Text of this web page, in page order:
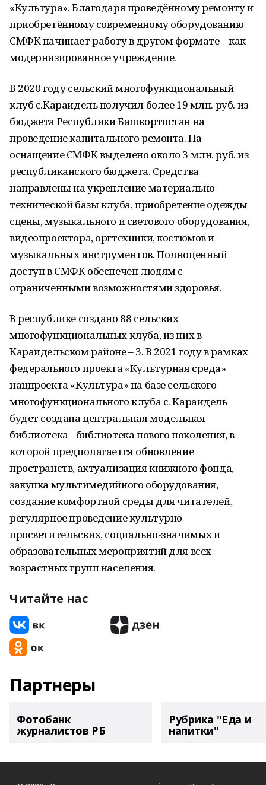
«Культура». Благодаря проведённому ремонту и
приобретённому современному оборудованию
СМФК начинает работу в другом формате – как
модернизированное учреждение.
В 2020 году сельский многофункциональный
клуб с.Караидель получил более 19 млн. руб. из
бюджета Республики Башкортостан на
проведение капитального ремонта. На
оснащение СМФК выделено около 3 млн. руб. из
республиканского бюджета. Средства
направлены на укрепление материально-
технической базы клуба, приобретение одежды
сцены, музыкального и светового оборудования,
видеопроектора, оргтехники, костюмов и
музыкальных инструментов. Полноценный
доступ в СМФК обеспечен людям с
ограниченными возможностями здоровья.
В республике создано 88 сельских
многофункциональных клуба, из них в
Караидельском районе – 3. В 2021 году в рамках
федерального проекта «Культурная среда»
нацпроекта «Культура» на базе сельского
многофункционального клуба с. Караидель
будет создана центральная модельная
библиотека - библиотека нового поколения, в
которой предполагается обновление
пространств, актуализация книжного фонда,
закупка мультимедийного оборудования,
создание комфортной среды для читателей,
регулярное проведение культурно-
просветительских, социально-значимых и
образовательных мероприятий для всех
возрастных групп населения.
Читайте нас
Партнеры
Фотобанк
журналистов РБ
Рубрика "Еда и
напитки"